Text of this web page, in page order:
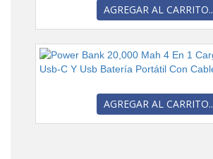
AGREGAR AL CARRITO..
AGREGAR AL CARRITO..